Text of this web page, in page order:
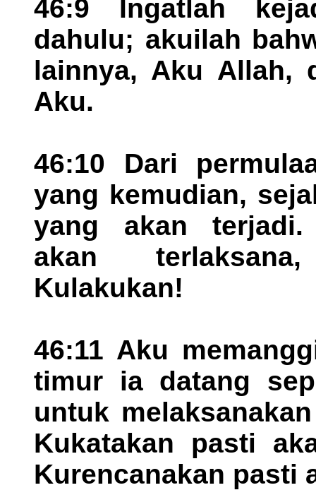
46:9 Ingatlah
dahulu; akuilah
lainnya, Aku Allah,
Aku.
46:10 Dari
yang kemudian,
yang akan terjadi.
akan
Kulakukan!
46:11 Aku
timur ia datang
untuk
Kukatakan pasti
Kurencanakan pasti